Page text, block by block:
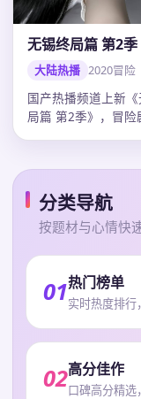
无锡终局篇 第2季
大陆热播 2020冒险
国产热播频道上新
局篇 第2季》，冒险
分类导航
按题材与心情快
01热门榜单
实时热度排行
02高分佳作
口碑高分精选